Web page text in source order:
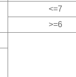
<=7
>=6